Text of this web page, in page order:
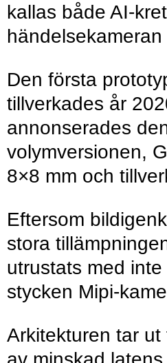
kallas både AI-
händelsekameran
Den första
tillverkades år
annonserades
volymversionen,
8×8 mm och
Eftersom
stora
utrustats med
stycken Mipi-
Arkitekturen tar